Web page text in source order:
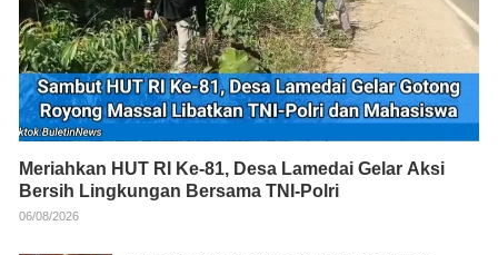
Meriahkan HUT RI Ke-81, Desa Lamedai Gelar Aksi
Bersih Lingkungan Bersama TNI-Polri
06/08/2026